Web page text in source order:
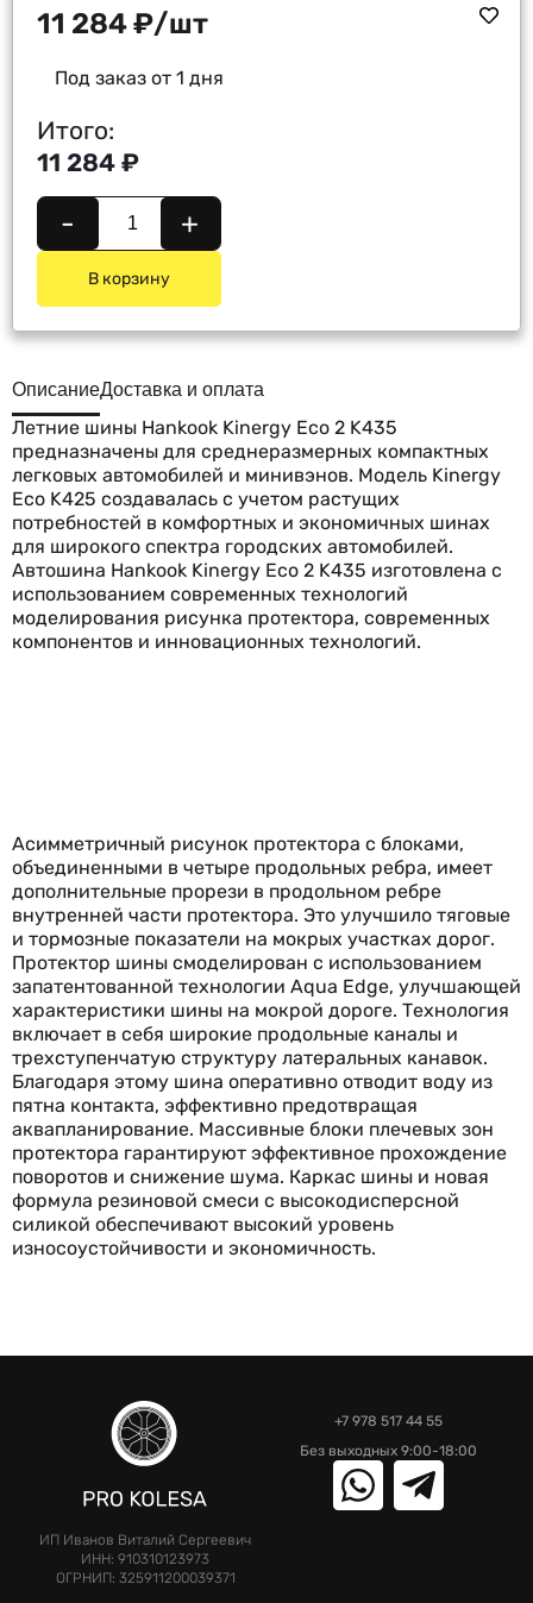
11 284₽/шт
Под заказ от 1 дня
Итого:
11 284 ₽
- +
В корзину
ОписаниеДоставка и оплата
Летние шины Hankook Kinergy Eco 2 K435
предназначены для среднеразмерных компактных
легковых автомобилей и минивэнов. Модель Kinergy
Eco K425 создавалась с учетом растущих
потребностей в комфортных и экономичных шинах
для широкого спектра городских автомобилей.
Автошина Hankook Kinergy Eco 2 K435 изготовлена с
использованием современных технологий
моделирования рисунка протектора, современных
компонентов и инновационных технологий.
Протектор шины смоделирован с использованием
запатентованной технологии Aqua Edge, улучшающей
характеристики шины на мокрой дороге. Технология
включает в себя широкие продольные каналы и
трехступенчатую структуру латеральных канавок.
Благодаря этому шина оперативно отводит воду из
пятна контакта, эффективно предотвращая
аквапланирование. Массивные блоки плечевых зон
протектора гарантируют эффективное прохождение
поворотов и снижение шума. Каркас шины и новая
формула резиновой смеси с высокодисперсной
силикой обеспечивают высокий уровень
износоустойчивости и экономичность.
ИП Иванов Виталий Сергеевич
ИНН: 910310123973
ОГРНИП: 325911200039371
Каталог
Доставка и оплата
Шиномонтаж
Личный кабинет